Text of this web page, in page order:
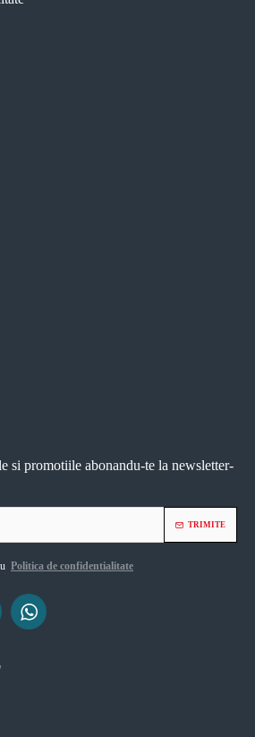
si promotiile abonandu-te la newsletter-
TRIMITE
Politica de confidentialitate